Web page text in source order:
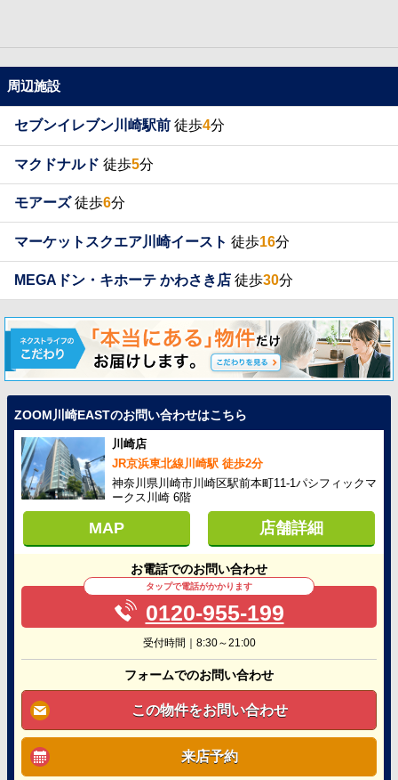
周辺施設
セブンイレブン川崎駅前 徒歩4分
マクドナルド 徒歩5分
モアーズ徒歩6分
マーケットスクエア川崎イースト 徒歩16分
MEGAドン・キホーテ かわさき店 徒歩30分
ZOOM川崎EASTのお問い合わせはこちら
川崎店
JR京浜東北線川崎駅 徒歩2分
神奈川県川崎市川崎区駅前本町11-1パシフィックマ
ークス川崎 6階
MAP 店舗詳細
お電話でのお問い合わせ
タップで電話がかかります
0120-955-199
受付時間｜8:30～21:00
フォームでのお問い合わせ
この物件をお問い合わせ
来店予約